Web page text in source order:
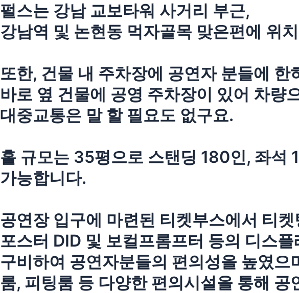
펄스는 강남 교보타워 사거리 부근,
강남역 및 논현동 먹자골목 맞은편에 위
또한, 건물 내 주차장에 공연자 분들에
바로 옆 건물에 공영 주차장이 있어 차량
대중교통은 말 할 필요도 없구요.
홀 규모는 35평으로 스탠딩 180인, 좌석
가능합니다.
공연장 입구에 마련된 티켓부스에서 티
포스터 DID 및 보컬프롬프터 등의 디스플
구비하여 공연자분들의 편의성을 높였
룸, 피팅룸 등 다양한 편의시설을 통해